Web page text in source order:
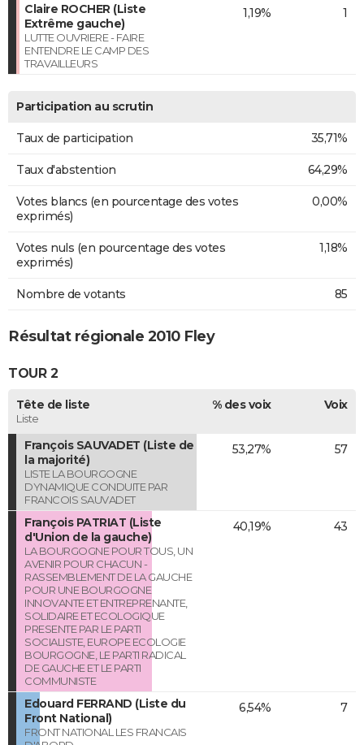
Claire ROCHER (Liste
Extrême gauche)
LUTTE OUVRIERE - FAIRE
ENTENDRE LE CAMP DES
TRAVAILLEURS
1,19% 1
Participation au scrutin
Taux de participation 35,71%
Taux d'abstention 64,29%
Votes blancs (en pourcentage des votes
exprimés)
0,00%
Votes nuls (en pourcentage des votes
exprimés)
1,18%
Nombre de votants 85
Résultat régionale 2010 Fley
TOUR 2
Tête de liste
Liste
% des voix Voix
François SAUVADET (Liste de
la majorité)
LISTE LA BOURGOGNE
DYNAMIQUE CONDUITE PAR
FRANCOIS SAUVADET
53,27% 57
François PATRIAT (Liste
d'Union de la gauche)
LA BOURGOGNE POUR TOUS, UN
AVENIR POUR CHACUN -
RASSEMBLEMENT DE LA GAUCHE
POUR UNE BOURGOGNE
INNOVANTE ET ENTREPRENANTE,
SOLIDAIRE ET ECOLOGIQUE
PRESENTE PAR LE PARTI
SOCIALISTE, EUROPE ECOLOGIE
BOURGOGNE, LE PARTI RADICAL
DE GAUCHE ET LE PARTI
COMMUNISTE
40,19% 43
Edouard FERRAND (Liste du
Front National)
FRONT NATIONAL LES FRANCAIS
6,54% 7